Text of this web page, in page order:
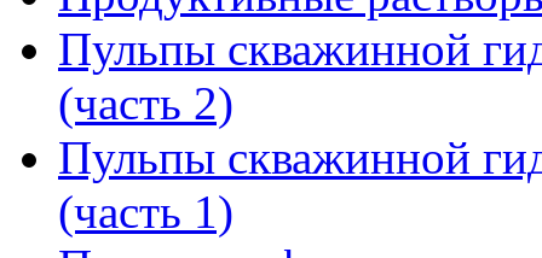
Пульпы скважинной
(часть 2)
Пульпы скважинной
(часть 1)